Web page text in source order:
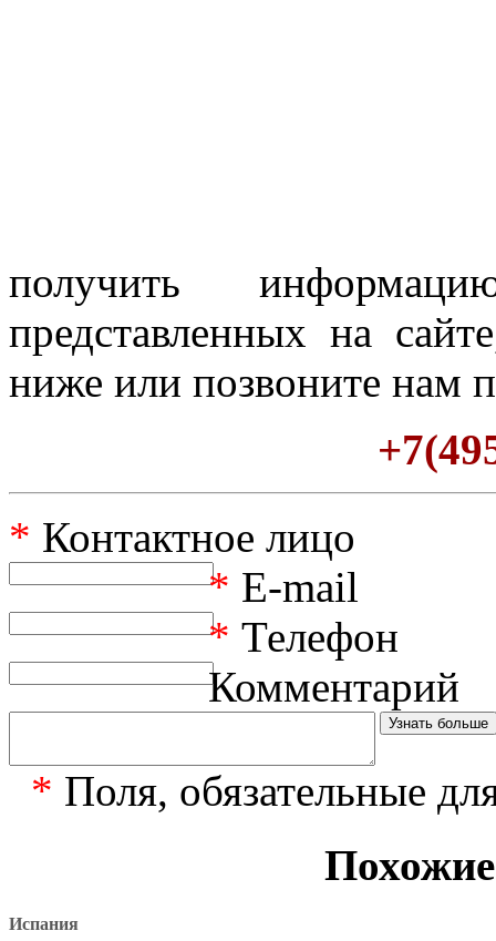
получить
представленных на
ниже или позвоните нам
* Контактное лицо
* E-mail
* Телефон
Комментарий
* Поля, обязательные
Испания